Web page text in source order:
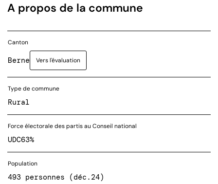
A propos de la commune
Canton
Berne Vers l'évaluation
Type de commune
Rural
Force électorale des partis au Conseil national
UDC63%
Population
493 personnes (déc.24)